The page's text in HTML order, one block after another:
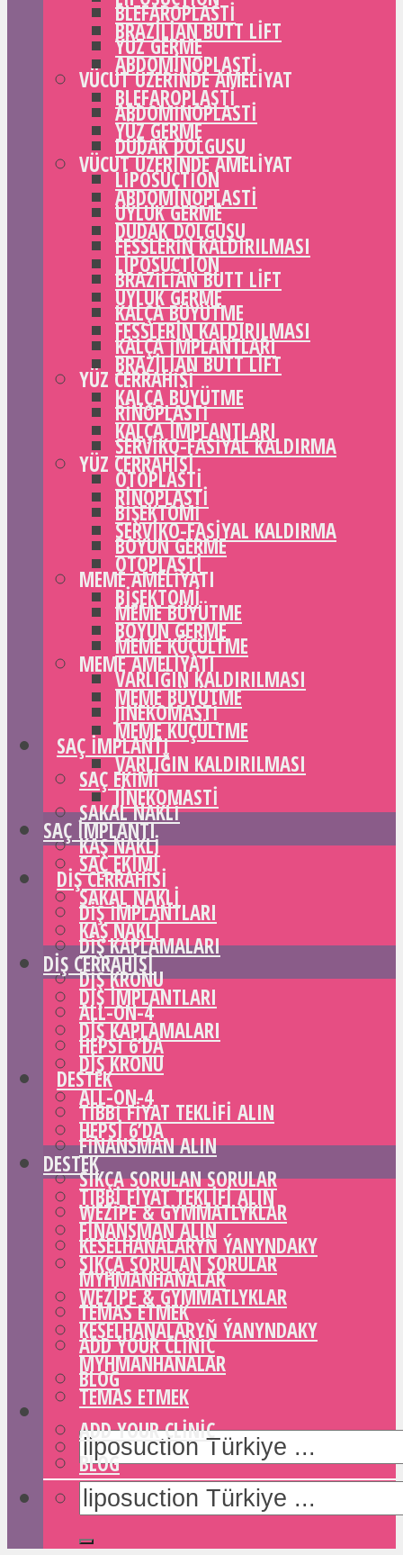
BLEFAROPLASTI
YÜZ GERME
VÜCUT ÜZERINDE AMELIYAT
ABDOMINOPLASTI
DUDAK DOLGUSU
LIPOSUCTION
UYLUK GERME
FESSLERIN KALDIRILMASI
BRAZILIAN BUTT LIFT
KALÇA BÜYÜTME
KALÇA IMPLANTLARI
YÜZ CERRAHISI
RINOPLASTI
SERVIKO-FASIYAL KALDIRMA
OTOPLASTI
BIŞEKTOMI
BOYUN GERME
MEME AMELIYATI
MEME BÜYÜTME
MEME KÜÇÜLTME
VARLIĞIN KALDIRILMASI
JINEKOMASTI
SAÇ IMPLANTI
SAÇ EKIMI
SAKAL NAKLI
KAŞ NAKLI
DIŞ CERRAHISI
DIŞ IMPLANTLARI
DIŞ KAPLAMALARI
DIŞ KRONU
ALL-ON-4
HEPSI 6’DA
DESTEK
TIBBI FIYAT TEKLIFI ALIN
FINANSMAN ALIN
SIKÇA SORULAN SORULAR
WEZIPE & GYMMATLYKLAR
KESELHANALARYŇ ÝANYNDAKY
MYHMANHANALAR
TEMAS ETMEK
ADD YOUR CLINIC
BLOG
BRAZILIAN BUTT LIFT
ABDOMINOPLASTI
BLEFAROPLASTI
YÜZ GERME
VÜCUT ÜZERINDE AMELIYAT
ABDOMINOPLASTI
DUDAK DOLGUSU
LIPOSUCTION
UYLUK GERME
FESSLERIN KALDIRILMASI
BRAZILIAN BUTT LIFT
KALÇA BÜYÜTME
KALÇA IMPLANTLARI
YÜZ CERRAHISI
RINOPLASTI
SERVIKO-FASIYAL KALDIRMA
OTOPLASTI
BIŞEKTOMI
BOYUN GERME
MEME AMELIYATI
MEME BÜYÜTME
MEME KÜÇÜLTME
VARLIĞIN KALDIRILMASI
JINEKOMASTI
SAÇ IMPLANTI
SAÇ EKIMI
SAKAL NAKLI
KAŞ NAKLI
DIŞ CERRAHISI
DIŞ IMPLANTLARI
DIŞ KAPLAMALARI
DIŞ KRONU
ALL-ON-4
HEPSI 6’DA
DESTEK
TIBBI FIYAT TEKLIFI ALIN
FINANSMAN ALIN
SIKÇA SORULAN SORULAR
WEZIPE & GYMMATLYKLAR
KESELHANALARYŇ ÝANYNDAKY
MYHMANHANALAR
TEMAS ETMEK
ADD YOUR CLINIC
BLOG